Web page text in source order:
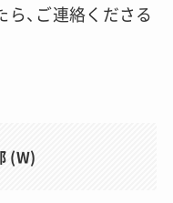
ら、ご連絡くださる
(W)